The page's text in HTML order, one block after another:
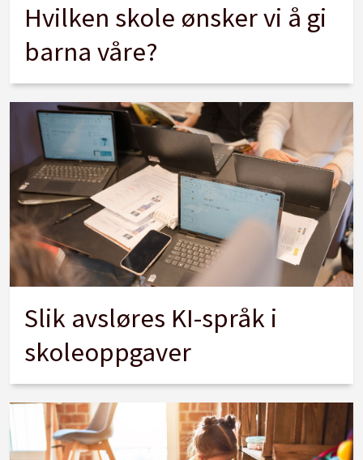
Hvilken skole ønsker vi å gi
barna våre?
Slik avsløres KI-språk i
skoleoppgaver